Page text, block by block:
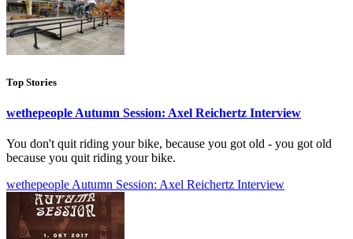
Top Stories
wethepeople Autumn Session: Axel Reichertz Interview
You don't quit riding your bike, because you got old - you got old
because you quit riding your bike.
wethepeople Autumn Session: Axel Reichertz Interview